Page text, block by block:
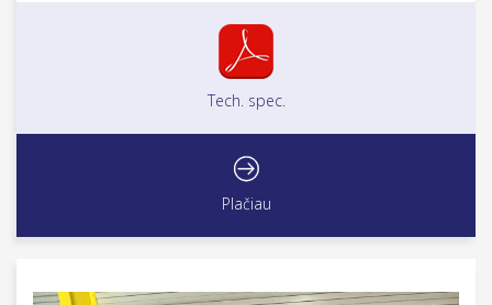
Tech. spec.
Plačiau